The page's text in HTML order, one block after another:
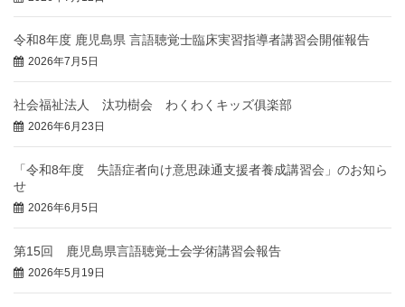
令和8年度 鹿児島県 言語聴覚士臨床実習指導者講習会開催報告
2026年7月5日
社会福祉法人 汰功樹会 わくわくキッズ俱楽部
2026年6月23日
「令和8年度 失語症者向け意思疎通支援者養成講習会」のお知ら
せ
2026年6月5日
第15回 鹿児島県言語聴覚士会学術講習会報告
2026年5月19日